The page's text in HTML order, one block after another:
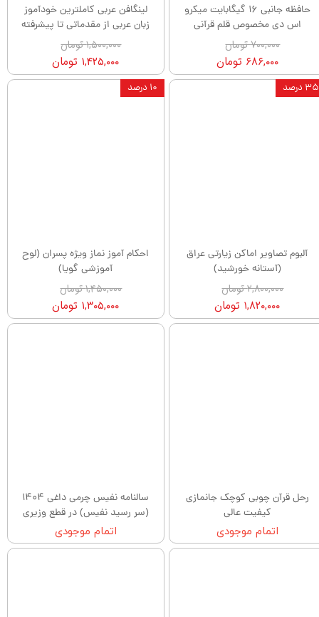
حافظه جانبی 16 گیگابایت میکرو
اس دی مخصوص قلم قرآنی
۷۰۰,۰۰۰ تومان
۶۸۶,۰۰۰ تومان
لینگافن عربی کاملترین خودآموز
زبان عربی از مقدماتی تا پیشرفته
۱,۵۰۰,۰۰۰ تومان
۱,۴۲۵,۰۰۰ تومان
آلبوم تصاویر اماکن زیارتی عراق
(آستانه خورشید)
۲,۸۰۰,۰۰۰ تومان
۱,۸۲۰,۰۰۰ تومان
۳۵ درصد
احکام آموز نماز ویژه پسران (لوح
آموزشی گویا)
۱,۴۵۰,۰۰۰ تومان
۱,۳۰۵,۰۰۰ تومان
۱۰ درصد
رحل قرآن چوبی کوچک جانمازی
کیفیت عالی
اتمام موجودی
سالنامه نفیس چرمی داغی 1404
(سر رسید نفیس) در قطع وزیری
اتمام موجودی